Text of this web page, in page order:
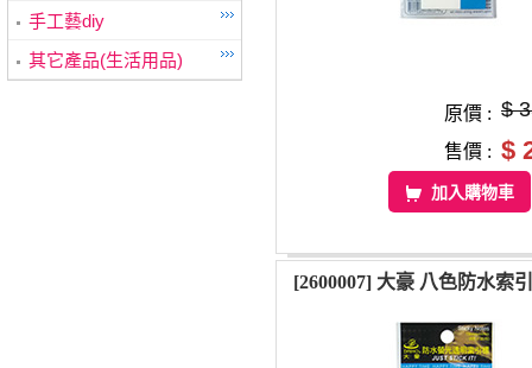
手工藝diy
其它產品(生活用品)
原價 : $
售價 : $
加入購物車
[2600007] 大豪 八色防水索